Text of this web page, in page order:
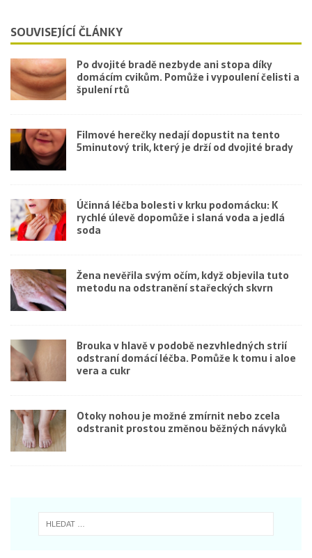
SOUVISEJÍCÍ ČLÁNKY
Po dvojité bradě nezbyde ani stopa díky
domácím cvikům. Pomůže i vypoulení čelisti a
špulení rtů
Filmové herečky nedají dopustit na tento
5minutový trik, který je drží od dvojité brady
Účinná léčba bolesti v krku podomácku: K
rychlé úlevě dopomůže i slaná voda a jedlá
soda
Žena nevěřila svým očím, když objevila tuto
metodu na odstranění stařeckých skvrn
Brouka v hlavě v podobě nezvhledných strií
odstraní domácí léčba. Pomůže k tomu i aloe
vera a cukr
Otoky nohou je možné zmírnit nebo zcela
odstranit prostou změnou běžných návyků